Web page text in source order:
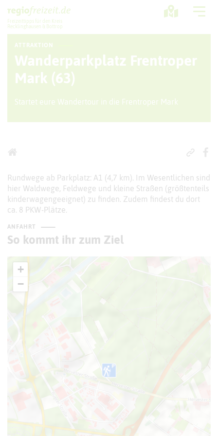
Freizeittipps für den Kreis
Recklinghausen & Bottrop
Sport + Bewegung
Aktuelles
Freizeitregion
ATTRAKTION
Wanderparkplatz Frentroper
Mark (63)
Startet eure Wandertour in die Frentroper Mark
Rundwege ab Parkplatz: A1 (4,7 km). Im Wesentlichen sind
hier Waldwege, Feldwege und kleine Straßen (größtenteils
kinderwagengeeignet) zu finden. Zudem findest du dort
ca. 8 PKW-Plätze.
ANFAHRT
So kommt ihr zum Ziel
+
−